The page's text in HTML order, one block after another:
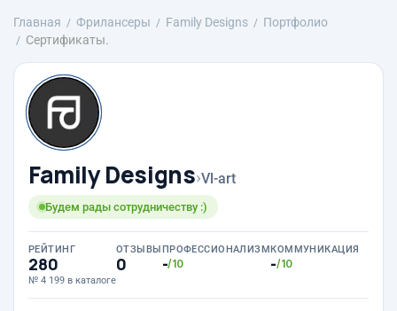
Главная Фрилансеры Family Designs
Портфолио
Сертификаты.
Family Designs›Vl-art
Будем рады сотрудничеству :)
РЕЙТИНГ
280
№ 4 199 в каталоге
ОТЗЫВЫ
0
ПРОФЕССИОНАЛИЗМ
-/10
КОММУНИКАЦИЯ
-/10